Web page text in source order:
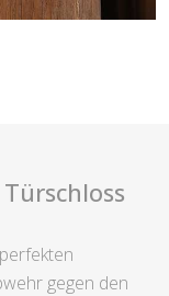
gegen den